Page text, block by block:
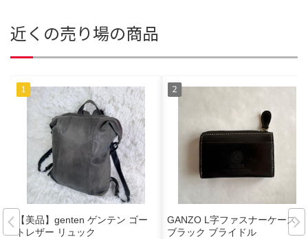
近くの売り場の商品
【美品】genten ゲンテン ゴー
トレザー リュック
GANZO L字ファスナーケース
ブラック ブライドル